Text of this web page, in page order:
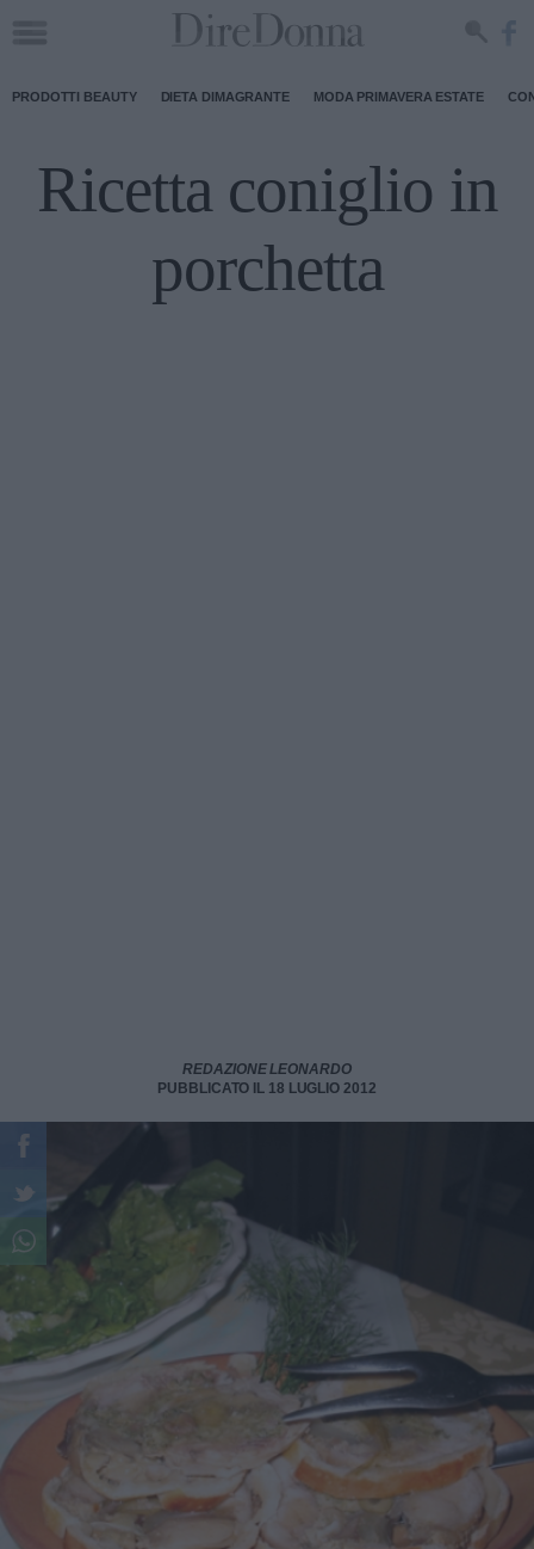
PRODOTTI BEAUTY DIETA DIMAGRANTE MODA PRIMAVERA ESTATE
Ricetta coniglio in
porchetta
REDAZIONE LEONARDO
PUBBLICATO IL 18 LUGLIO 2012